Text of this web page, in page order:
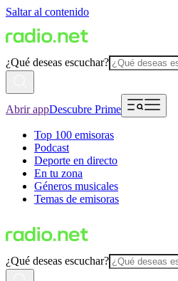
Saltar al contenido
¿Qué deseas escuchar?
Abrir appDescubre Prime
Top 100 emisoras
Podcast
Deporte en directo
En tu zona
Géneros musicales
Temas de emisoras
¿Qué deseas escuchar?